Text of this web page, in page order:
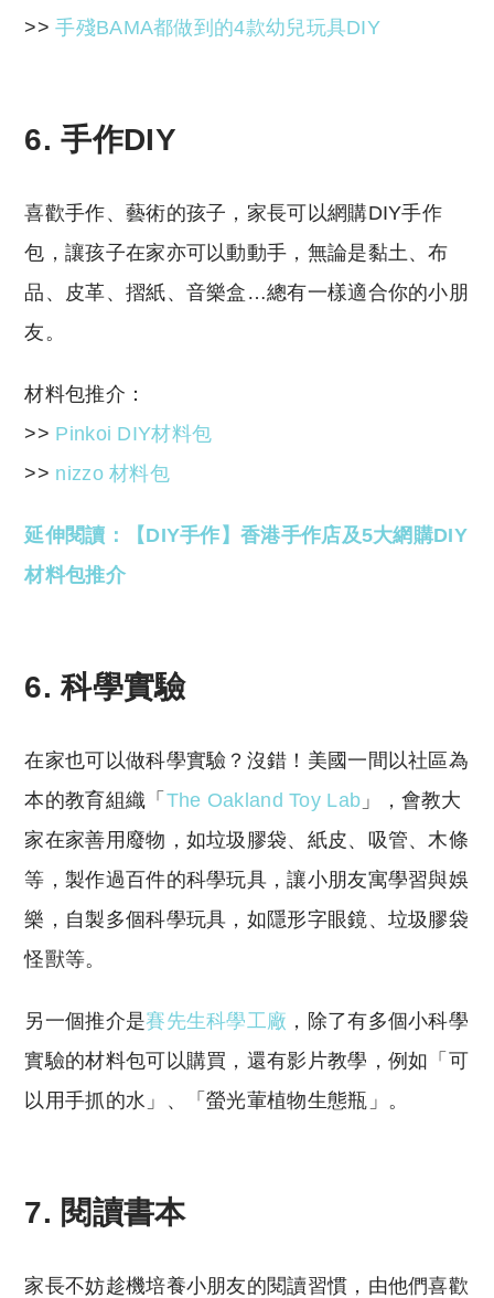
>>手殘BAMA都做到的4款幼兒玩具DIY
6. 手作DIY
喜歡手作、藝術的孩子，家長可以網購DIY手作
包，讓孩子在家亦可以動動手，無論是黏土、布
品、皮革、摺紙、音樂盒…總有一樣適合你的小朋
友。
材料包推介：
>> Pinkoi DIY材料包
>> nizzo 材料包
延伸閱讀：【DIY手作】香港手作店及5大網購DIY
材料包推介
6. 科學實驗
在家也可以做科學實驗？沒錯！美國一間以社區為
本的教育組織「 The Oakland Toy Lab 」，會教大
家在家善用廢物，如垃圾膠袋、紙皮、吸管、木條
等，製作過百件的科學玩具，讓小朋友寓學習與娛
樂，自製多個科學玩具，如隱形字眼鏡、垃圾膠袋
怪獸等。
另一個推介是賽先生科學工廠 ，除了有多個小科學
實驗的材料包可以購買，還有影片教學，例如「可
以用手抓的水」、「螢光葷植物生態瓶」。
7. 閱讀書本
家長不妨趁機培養小朋友的閱讀習慣，由他們喜歡